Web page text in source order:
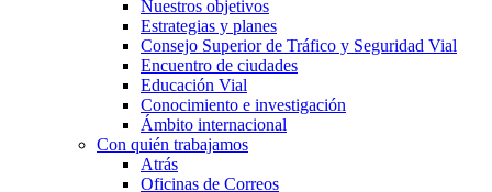
Nuestros objetivos
Estrategias y planes
Consejo Superior de Tráfico y Seguridad Vial
Encuentro de ciudades
Educación Vial
Conocimiento e investigación
Ámbito internacional
Con quién trabajamos
Atrás
Oficinas de Correos